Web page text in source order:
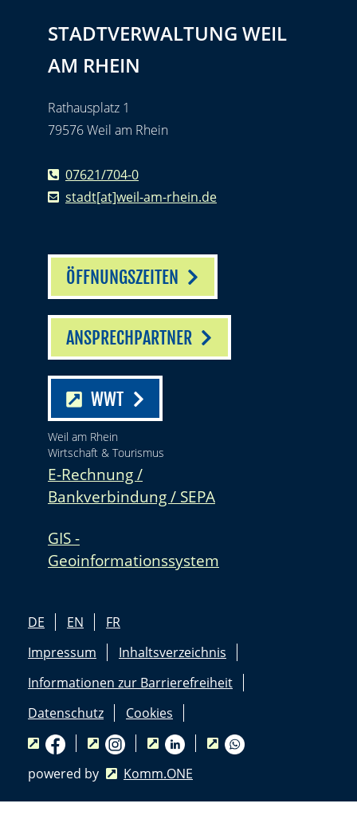
STADTVERWALTUNG WEIL
AM RHEIN
Rathausplatz 1
79576 Weil am Rhein
07621/704-0
stadt[at]weil-am-rhein.de
ÖFFNUNGSZEITEN
ANSPRECHPARTNER
WWT
Weil am Rhein
Wirtschaft & Tourismus
E-Rechnung /
Bankverbindung / SEPA
GIS -
Geoinformationssystem
DE EN
FR
Impressum
Inhaltsverzeichnis
Informationen zur Barrierefreiheit
Datenschutz
Cookies
powered by Komm.ONE